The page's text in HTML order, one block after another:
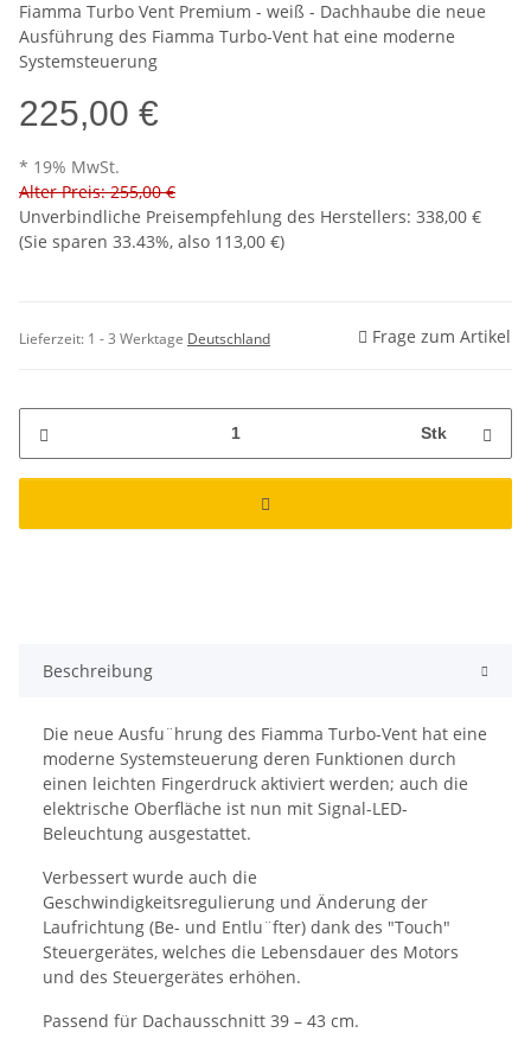
Fiamma Turbo Vent Premium - weiß - Dachhaube die neue
Ausführung des Fiamma Turbo-Vent hat eine moderne
Systemsteuerung
225,00 €
* 19% MwSt.
Alter Preis: 255,00 €
Unverbindliche Preisempfehlung des Herstellers: 338,00 €
(Sie sparen 33.43%, also 113,00 €)
Lieferzeit: 1 - 3 Werktage Deutschland Frage zum Artikel
Stk
Beschreibung
Die neue Ausfu¨hrung des Fiamma Turbo-Vent hat eine
moderne Systemsteuerung deren Funktionen durch
einen leichten Fingerdruck aktiviert werden; auch die
elektrische Oberfläche ist nun mit Signal-LED-
Beleuchtung ausgestattet.
Verbessert wurde auch die
Geschwindigkeitsregulierung und Änderung der
Laufrichtung (Be- und Entlu¨fter) dank des "Touch"
Steuergerätes, welches die Lebensdauer des Motors
und des Steuergerätes erhöhen.
Passend für Dachausschnitt 39 – 43 cm.